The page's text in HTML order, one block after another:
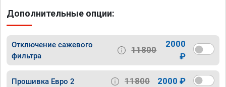
Дополнительные опции:
Отключение сажевого
фильтра
11800
2000
₽
Прошивка Евро 2 11800 2000 ₽